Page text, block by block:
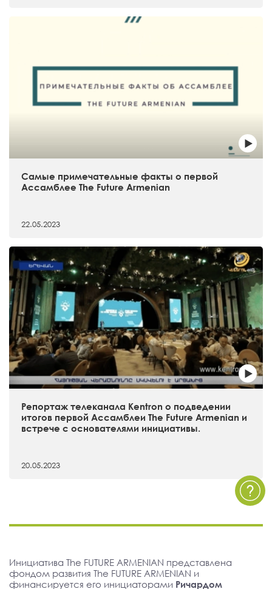
Самые примечательные факты о первой
Ассамблее The Future Armenian
22.05.2023
Репортаж телеканала Kentron о подведении
итогов первой Ассамблеи The Future Armenian и
встрече с основателями инициативы.
20.05.2023
Инициатива The FUTURE ARMENIAN представлена
фондом развития The FUTURE ARMENIAN и
финансируется его инициаторами Ричардом